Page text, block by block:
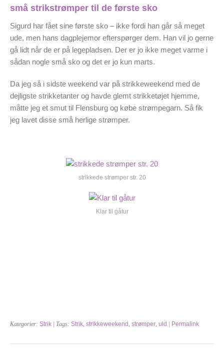
små strikstrømper til de første sko
Sigurd har fået sine første sko – ikke fordi han går så meget
ude, men hans dagplejemor efterspørger dem. Han vil jo gerne
gå lidt når de er på legepladsen. Der er jo ikke meget varme i
sådan nogle små sko og det er jo kun marts.
Da jeg så i sidste weekend var på strikkeweekend med de
dejligste strikketanter og havde glemt strikketøjet hjemme,
måtte jeg et smut til Flensburg og købe strømpegarn. Så fik
jeg lavet disse små herlige strømper.
strikkede strømper str. 20
Klar til gåtur
Kategorier: Strik | Tags: Strik, strikkeweekend , strømper, uld Permalink